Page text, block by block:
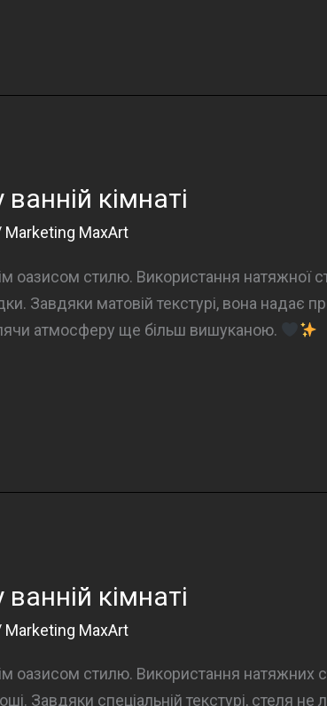
кімнаті
Marketing MaxArt
оазисом стилю. Використання натяжної
Завдяки матовій текстурі, вона надає
атмосферу ще більш вишуканою.
кімнаті
Marketing MaxArt
оазисом стилю. Використання натяжних
Завдяки спеціальній текстурі, стеля не